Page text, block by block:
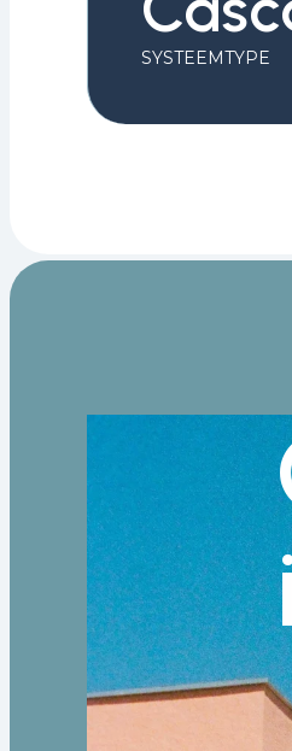
SYSTEEMTYPE